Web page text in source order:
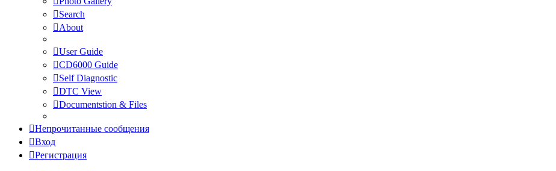
Search
About
User Guide
CD6000 Guide
Self Diagnostic
DTC View
Documentstion & Files
Непрочитанные сообщения
Вход
Регистрация